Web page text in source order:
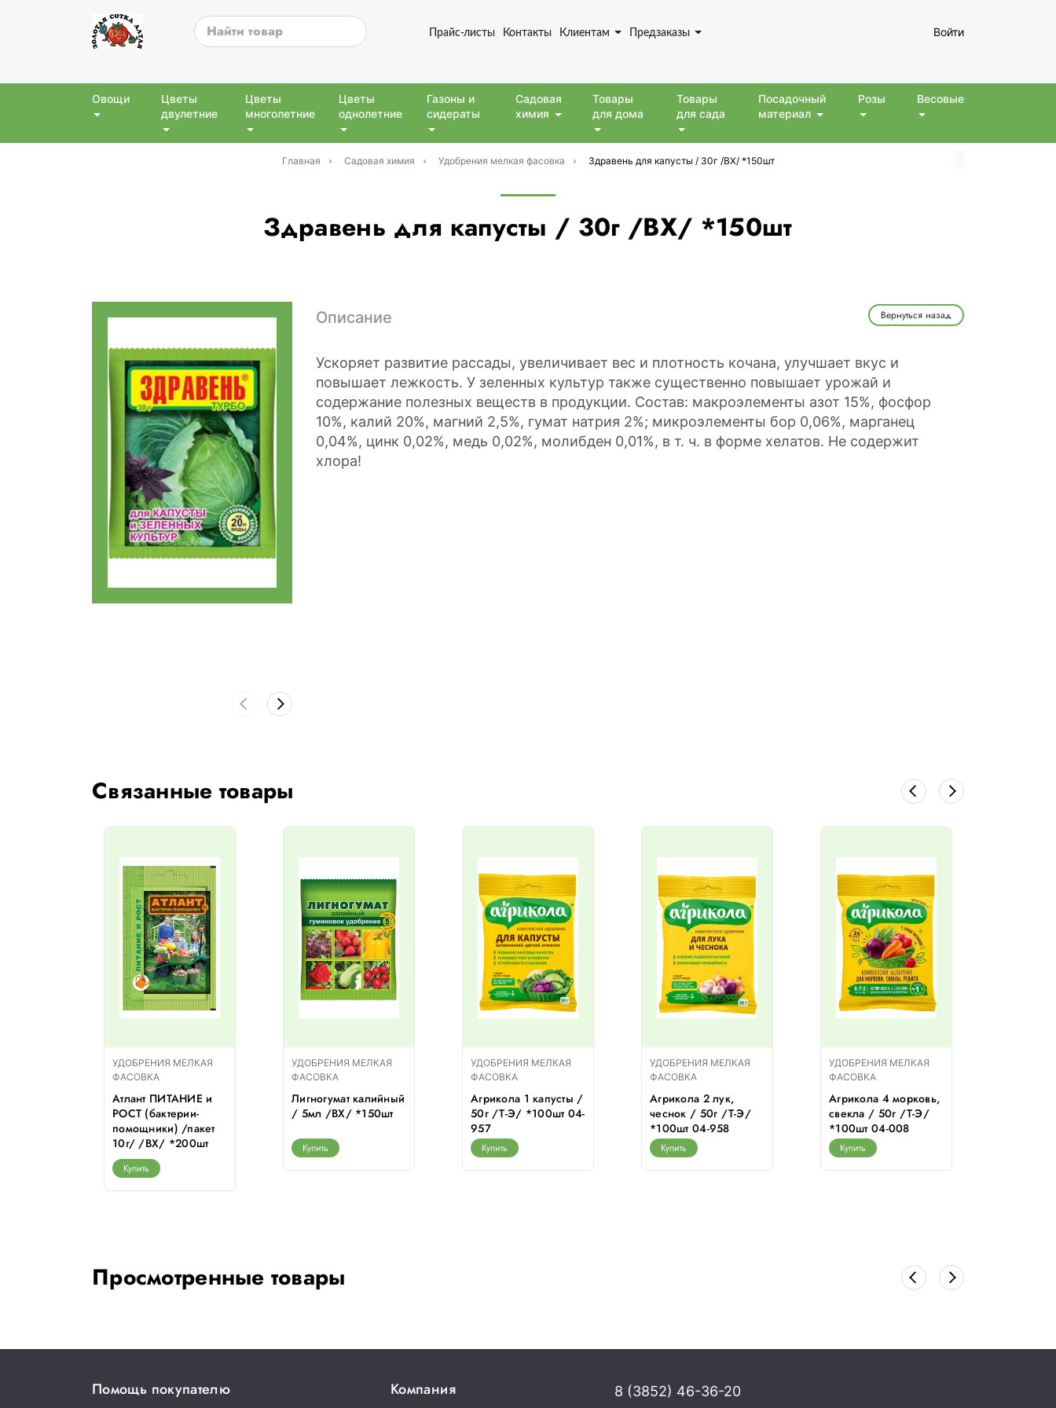
Прайс-листы Контакты Клиентам Предзаказы Войти
Овощи
Цветы
двулетние
Цветы
многолетние
Цветы
однолетние
Газоны и
сидераты
Садовая
химия
Товары
для дома
Товары
для сада
Посадочный
материал
Розы Весовые
Главная Садовая химия Удобрения мелкая фасовка Здравень для капусты / 30г /ВХ/ *150шт
Здравень для капусты / 30г /ВХ/ *150шт
Вернуться назад
Описание
Ускоряет развитие рассады, увеличивает вес и плотность кочана, улучшает вкус и
повышает лежкость. У зеленных культур также существенно повышает урожай и
содержание полезных веществ в продукции. Состав: макроэлементы азот 15%, фосфор
10%, калий 20%, магний 2,5%, гумат натрия 2%; микроэлементы бор 0,06%, марганец
0,04%, цинк 0,02%, медь 0,02%, молибден 0,01%, в т. ч. в форме хелатов. Не содержит
хлора!
Связанные товары
УДОБРЕНИЯ МЕЛКАЯ
ФАСОВКА
Атлант ПИТАНИЕ и
РОСТ (бактерии-
помощники) /пакет
10г/ /ВХ/ *200шт
Купить
УДОБРЕНИЯ МЕЛКАЯ
ФАСОВКА
Лигногумат калийный
/ 5мл /ВХ/ *150шт
Купить
УДОБРЕНИЯ МЕЛКАЯ
ФАСОВКА
Агрикола 1 капусты /
50г /Т-Э/ *100шт 04-
957
Купить
УДОБРЕНИЯ МЕЛКАЯ
ФАСОВКА
Агрикола 2 лук,
чеснок / 50г /Т-Э/
*100шт 04-958
Купить
УДОБРЕНИЯ МЕЛКАЯ
ФАСОВКА
Агрикола 4 морковь,
свекла / 50г /Т-Э/
*100шт 04-008
Купить
Просмотренные товары
Помощь покупателю Компания 8 (3852) 46-36-20